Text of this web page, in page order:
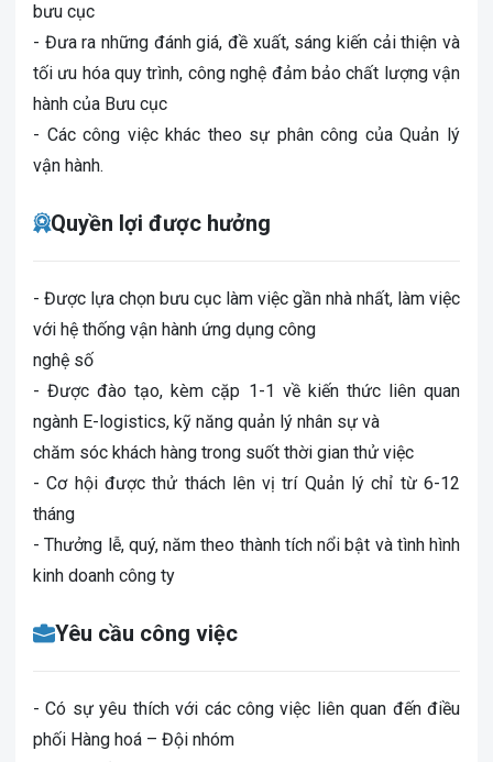
bưu cục
- Đưa ra những đánh giá, đề xuất, sáng kiến cải thiện và
tối ưu hóa quy trình, công nghệ đảm bảo chất lượng vận
hành của Bưu cục
- Các công việc khác theo sự phân công của Quản lý
vận hành.
Quyền lợi được hưởng
- Được lựa chọn bưu cục làm việc gần nhà nhất, làm việc
với hệ thống vận hành ứng dụng công
nghệ số
- Được đào tạo, kèm cặp 1-1 về kiến thức liên quan
ngành E-logistics, kỹ năng quản lý nhân sự và
chăm sóc khách hàng trong suốt thời gian thử việc
- Cơ hội được thử thách lên vị trí Quản lý chỉ từ 6-12
tháng
- Thưởng lễ, quý, năm theo thành tích nổi bật và tình hình
kinh doanh công ty
Yêu cầu công việc
- Có sự yêu thích với các công việc liên quan đến điều
phối Hàng hoá – Đội nhóm